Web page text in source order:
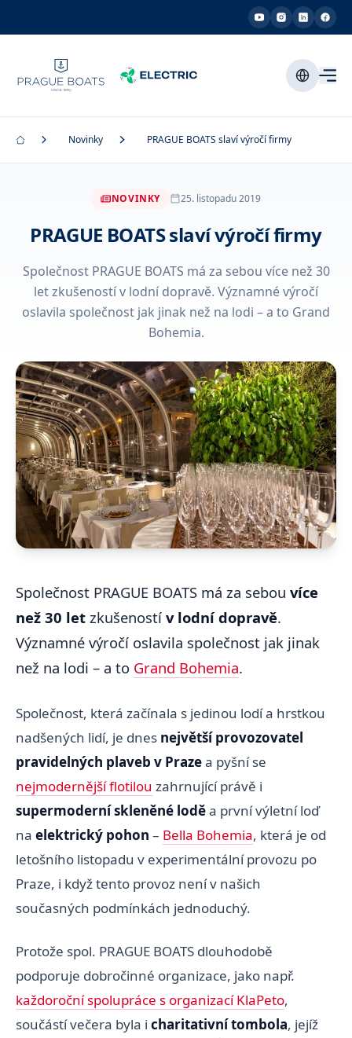
Novinky PRAGUE BOATS slaví výročí firmy
NOVINKY 25. listopadu 2019
PRAGUE BOATS slaví výročí firmy
Společnost PRAGUE BOATS má za sebou více než 30
let zkušeností v lodní dopravě. Významné výročí
oslavila společnost jak jinak než na lodi – a to Grand
Bohemia.
Společnost PRAGUE BOATS má za sebou více
než 30 let zkušeností v lodní dopravě.
Významné výročí oslavila společnost jak jinak
než na lodi – a to Grand Bohemia.
Společnost, která začínala s jedinou lodí a hrstkou
nadšených lidí, je dnes největší provozovatel
pravidelných plaveb v Prazea pyšní se
nejmodernější flotilou zahrnující právě i
supermoderní skleněné loděa první výletní loď
na elektrický pohon – Bella Bohemia, která je od
letošního listopadu v experimentální provozu po
Praze, i když tento provoz není v našich
současných podmínkách jednoduchý.
Protože spol. PRAGUE BOATS dlouhodobě
podporuje dobročinné organizace, jako např.
každoroční spolupráce s organizací KlaPeto,
součástí večera byla i charitativní tombola, jejíž